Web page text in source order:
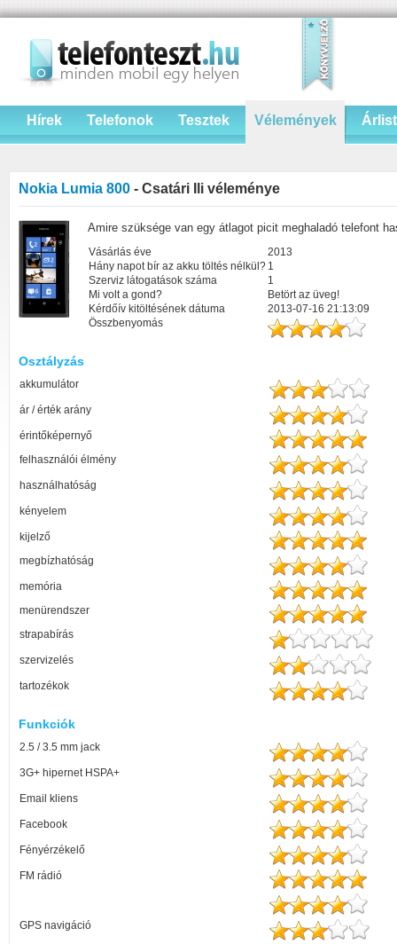
Hírek Telefonok Tesztek Vélemények
Nokia Lumia 800 - Csatári Ili véleménye
Amire szüksége van egy átlagot picit meghaladó telefont
Vásárlás éve
2013
Hány napot bír az akku töltés nélkül? 1
Szerviz látogatások száma
1
Mi volt a gond?
Betört az üveg!
Kérdőív kitöltésének dátuma
2013-07-16 21:13:09
Összbenyomás
Osztályzás
akkumulátor
ár / érték arány
érintőképernyő
felhasználói élmény
használhatóság
kényelem
kijelző
megbízhatóság
memória
menürendszer
strapabírás
szervizelés
tartozékok
Funkciók
2.5 / 3.5 mm jack
3G+ hipernet HSPA+
Email kliens
Facebook
Fényérzékelő
FM rádió
GPS navigáció